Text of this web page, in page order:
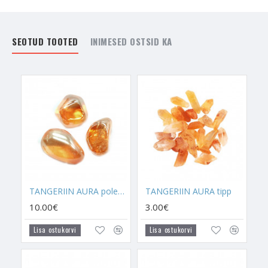
arenema. Kristallidega saad anda endale võimaluse teha elus
kuhu on lisatud rauda, vaske ja kulda. Tangeriin Aura saab
kuumutamise tagajärjel endale jäädava väljanägemise ja
värvuse. Kuld on see, mis muudab Tangeriin Aura oranžikaks.
Tangeriin Aura on sobilik neile, kes soovivad enda
enesekindlust suurendada ja piisab juba sellest, et sa kannad
ühte sellist kristalli endaga kaasas. Tangeriin Aura suudab välja
oskus tugevdada me üldist iseloomu, aidata leida õige tee,
mida mööda käia ning suurendada ükskõik millist
Aura Kvartsid kõik on väga võimsad, kuna need kannavad
endaga kaasas tuleelementi, mis omakorda muudab kristalli
SEOTUD TOOTED INIMESED OSTSID KA
TANGERIIN AURA poleeritud
10.00€
Lisa ostukorvi
TANGERIIN AURA tipp
3.00€
Lisa ostukorvi